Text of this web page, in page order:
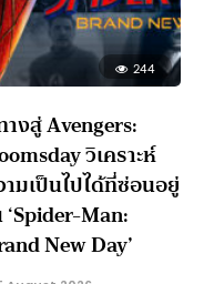
244
งสู่ Avengers:
วิเคราะห์
มเป็นไปได้ที่ซ่อนอยู่
‘Spider-Man:
New Day’